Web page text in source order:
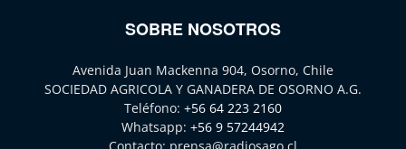
SOBRE NOSOTROS
Avenida Juan Mackenna 904, Osorno, Chile
SOCIEDAD AGRICOLA Y GANADERA DE OSORNO A.G.
Teléfono: +56 64 223 2160
Whatsapp: +56 9 57244942